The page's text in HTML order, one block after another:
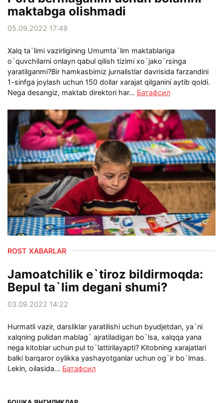
maktabga olishmadi
05.09.2022 17:49
Xalq ta`limi vazirligining Umumta`lim maktablariga
o`quvchilarni onlayn qabul qilish tizimi xo`jako`rsinga
yaratilganmi?Bir hamkasbimiz jurnalistlar davrisida farzandini
1-sinfga joylash uchun 150 dollar xarajat qilganini aytib qoldi.
Nega desangiz, maktab direktori har... Батафсил
ROST XABARLAR
Jamoatchilik e`tiroz bildirmoqda:
Bepul ta`lim degani shumi?
03.09.2022 14:22
Hurmatli vazir, darsliklar yaratilishi uchun byudjetdan, ya`ni
xalqning pulidan mablag` ajratiladigan bo`lsa, xalqqa yana
nega kitoblar uchun pul to`lattirilayapti? Kitobning xarajatlari
balki barqaror oylikka yashayotganlar uchun og`ir bo`lmas.
Lekin, oilasida... Батафсил